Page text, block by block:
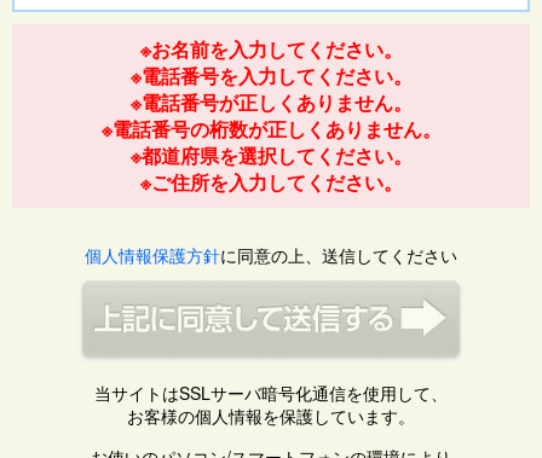
※お名前を入力してください。
※電話番号を入力してください。
※電話番号が正しくありません。
※電話番号の桁数が正しくありません。
※都道府県を選択してください。
※ご住所を入力してください。
個人情報保護方針に同意の上、送信してください
当サイトはSSLサーバ暗号化通信を使用して、
お客様の個人情報を保護しています。